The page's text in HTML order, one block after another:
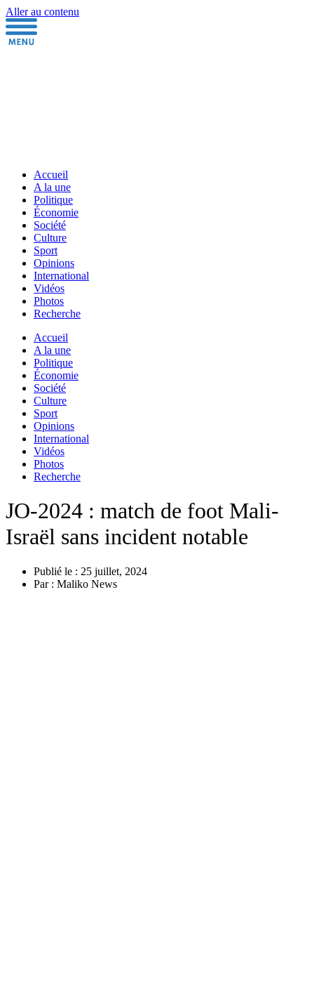
Aller au contenu
Accueil
A la une
Politique
Économie
Société
Culture
Sport
Opinions
International
Vidéos
Photos
Recherche
Accueil
A la une
Politique
Économie
Société
Culture
Sport
Opinions
International
Vidéos
Photos
Recherche
JO-2024 : match de foot Mali-
Israël sans incident notable
Publié le : 25 juillet, 2024
Par : Maliko News